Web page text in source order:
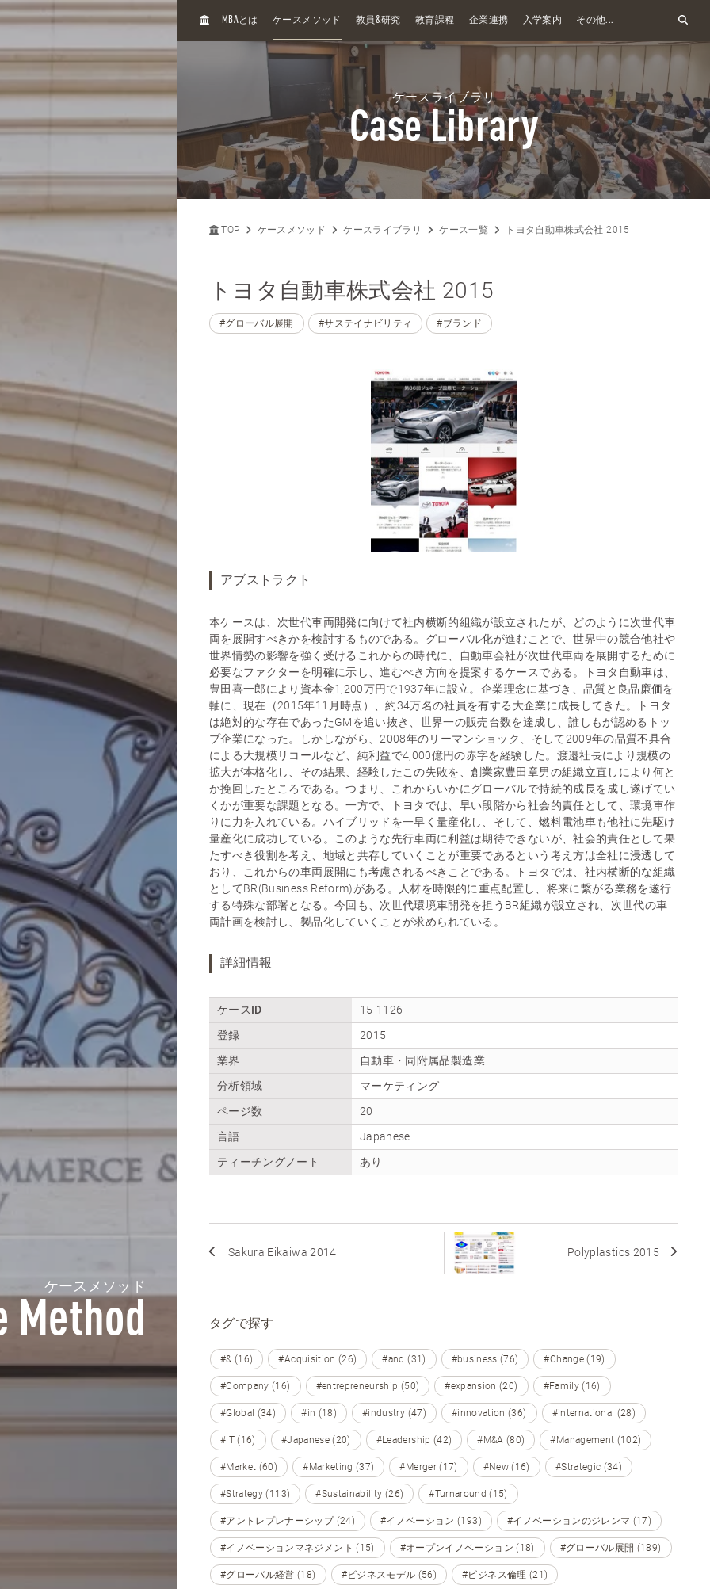
ケースメソッド
Method
H
MBAとは ケースメソッド 教員&研究 教育課程 企業連携 入学案内 その他...
ケースライブラリ
Case Library
TOP ケースメソッド ケースライブラリ ケース一覧 トヨタ自動車株式会社 2015
トヨタ自動車株式会社 2015
#グローバル展開 #サステイナビリティ #ブランド
アブストラクト
本ケースは、次世代車両開発に向けて社内横断的組織が設立されたが、どのように次世代車
両を展開すべきかを検討するものである。グローバル化が進むことで、世界中の競合他社や
世界情勢の影響を強く受けるこれからの時代に、自動車会社が次世代車両を展開するために
必要なファクターを明確に示し、進むべき方向を提案するケースである。トヨタ自動車は、
豊田喜一郎により資本金1,200万円で1937年に設立。企業理念に基づき、品質と良品廉価を
軸に、現在（2015年11月時点）、約34万名の社員を有する大企業に成長してきた。トヨタ
は絶対的な存在であったGMを追い抜き、世界一の販売台数を達成し、誰しもが認めるトッ
プ企業になった。しかしながら、2008年のリーマンショック、そして2009年の品質不具合
による大規模リコールなど、純利益で4,000億円の赤字を経験した。渡邉社長により規模の
拡大が本格化し、その結果、経験したこの失敗を、創業家豊田章男の組織立直しにより何と
か挽回したところである。つまり、これからいかにグローバルで持続的成長を成し遂げてい
くかが重要な課題となる。一方で、トヨタでは、早い段階から社会的責任として、環境車作
りに力を入れている。ハイブリッドを一早く量産化し、そして、燃料電池車も他社に先駆け
量産化に成功している。このような先行車両に利益は期待できないが、社会的責任として果
たすべき役割を考え、地域と共存していくことが重要であるという考え方は全社に浸透して
おり、これからの車両展開にも考慮されるべきことである。トヨタでは、社内横断的な組織
としてBR(Business Reform)がある。人材を時限的に重点配置し、将来に繋がる業務を遂行
する特殊な部署となる。今回も、次世代環境車開発を担うBR組織が設立され、次世代の車
両計画を検討し、製品化していくことが求められている。
詳細情報
ケースID
15-1126
登録
2015
業界
自動車・同附属品製造業
分析領域
マーケティング
ページ数
20
言語
Japanese
ティーチングノート
あり
Sakura Eikaiwa 2014 Polyplastics 2015
タグで探す
#& (16) #Acquisition (26) #and (31) #business (76) #Change (19)
#Company (16) #entrepreneurship (50) #expansion (20) #Family (16)
#Global (34) #in (18) #industry (47) #innovation (36) #international (28)
#IT (16) #Japanese (20) #Leadership (42) #M&A (80) #Management (102)
#Market (60) #Marketing (37) #Merger (17) #New (16) #Strategic (34)
#Strategy (113) #Sustainability (26) #Turnaround (15)
#アントレプレナーシップ (24) #イノベーション (193) #イノベーションのジレンマ (17)
#イノベーションマネジメント (15) #オープンイノベーション (18) #グローバル展開 (189)
#グローバル経営 (18) #ビジネスモデル (56) #ビジネス倫理 (21)